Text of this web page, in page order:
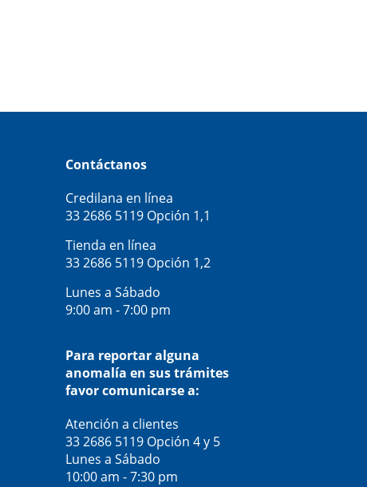
Contáctanos
Credilana en línea
33 2686 5119 Opción 1,1
Tienda en línea
33 2686 5119 Opción 1,2
Lunes a Sábado
9:00 am - 7:00 pm
Para reportar alguna
anomalía en sus trámites
favor comunicarse a:
Atención a clientes
33 2686 5119 Opción 4 y 5
Lunes a Sábado
10:00 am - 7:30 pm